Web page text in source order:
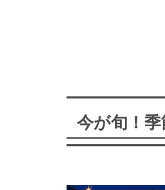
今が旬！